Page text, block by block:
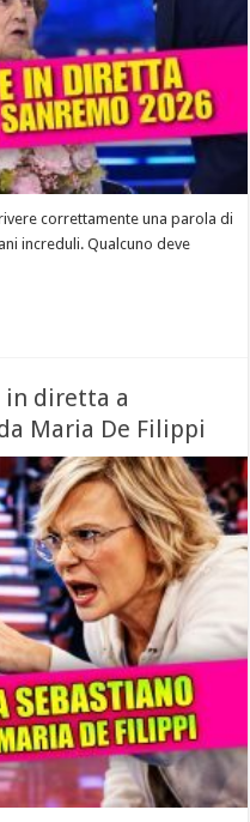
correttamente una parola di
increduli. Qualcuno deve
in diretta a
Maria De Filippi